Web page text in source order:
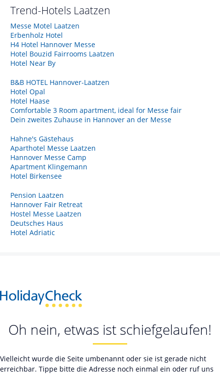
Trend-Hotels Laatzen
Messe Motel Laatzen
Erbenholz Hotel
H4 Hotel Hannover Messe
Hotel Bouzid Fairrooms Laatzen
Hotel Near By
B&B HOTEL Hannover-Laatzen
Hotel Opal
Hotel Haase
Comfortable 3 Room apartment, ideal for Messe fair
Dein zweites Zuhause in Hannover an der Messe
Hahne's Gästehaus
Aparthotel Messe Laatzen
Hannover Messe Camp
Apartment Klingemann
Hotel Birkensee
Pension Laatzen
Hannover Fair Retreat
Hostel Messe Laatzen
Deutsches Haus
Hotel Adriatic
Oh nein, etwas ist schiefgelaufen!
Vielleicht wurde die Seite umbenannt oder sie ist gerade nicht
erreichbar. Tippe bitte die Adresse noch einmal ein oder ruf uns